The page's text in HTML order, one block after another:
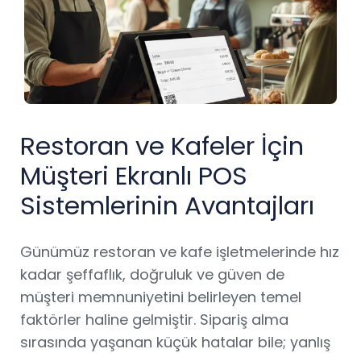
Restoran ve Kafeler İçin
Müşteri Ekranlı POS
Sistemlerinin Avantajları
Günümüz restoran ve kafe işletmelerinde hız
kadar şeffaflık, doğruluk ve güven de
müşteri memnuniyetini belirleyen temel
faktörler haline gelmiştir. Sipariş alma
sırasında yaşanan küçük hatalar bile; yanlış